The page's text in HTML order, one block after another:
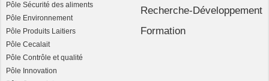
Pôle Sécurité des aliments
Pôle Environnement
Pôle Produits Laitiers
Pôle Cecalait
Pôle Contrôle et qualité
Pôle Innovation
Recherche-Développement
Formation